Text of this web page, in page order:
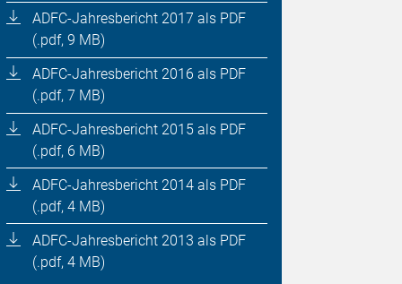
ADFC-Jahresbericht 2017 als PDF
(.pdf, 9 MB)
ADFC-Jahresbericht 2016 als PDF
(.pdf, 7 MB)
ADFC-Jahresbericht 2015 als PDF
(.pdf, 6 MB)
ADFC-Jahresbericht 2014 als PDF
(.pdf, 4 MB)
ADFC-Jahresbericht 2013 als PDF
(.pdf, 4 MB)